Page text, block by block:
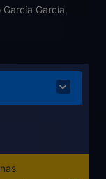
García García,